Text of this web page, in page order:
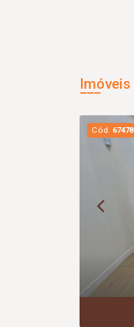
Cód. 67478